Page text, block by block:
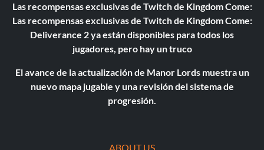
Las recompensas exclusivas de Twitch de Kingdom Come:
Las recompensas exclusivas de Twitch de Kingdom Come:
Deliverance 2 ya están disponibles para todos los
jugadores, pero hay un truco
El avance de la actualización de Manor Lords muestra un
nuevo mapa jugable y una revisión del sistema de
progresión.
ABOUT US